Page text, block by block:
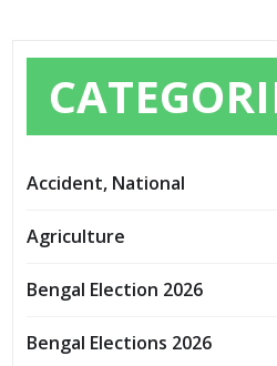
Accident, National
Agriculture
Bengal Election 2026
Bengal Elections 2026